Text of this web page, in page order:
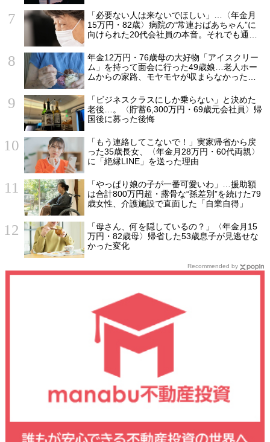
「必要ない人は来ないでほしい」…〈年金月
15万円・82歳〉病院の“常連おばあちゃん”に
向けられた20代会社員の本音。それでも通い
年金12万円・76歳母の大好物「アイスクリー
ム」を持って面会に行った49歳娘…老人ホー
ムからの家路、モヤモヤが収まらなかったワ
「ビジネスクラスにしか乗らない」と決めた
老後…。〈貯蓄6,300万円・69歳元会社員〉帰
国後に募った後悔
「もう連絡してこないで！」実家帰省から戻
った35歳長女、〈年金月28万円・60代両親〉
に「絶縁LINE」を送った理由
「やっぱり娘の子が一番可愛いわ」…援助額
は合計800万円超・露骨な“孫差別”を続けた79
歳女性、介護施設で直面した「自業自得」
「母さん、何を隠しているの？」〈年金月15
万円・82歳母〉帰省した53歳息子が見逃せな
かった変化
Recommended by